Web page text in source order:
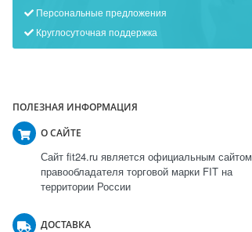
Персональные предложения
Круглосуточная поддержка
ПОЛЕЗНАЯ ИНФОРМАЦИЯ
О САЙТЕ
Сайт fit24.ru является официальным сайтом
правообладателя торговой марки FIT на
территории России
ДОСТАВКА